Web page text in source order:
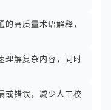
高质量术语解释，
理解复杂内容，同时
或错误，减少人工校